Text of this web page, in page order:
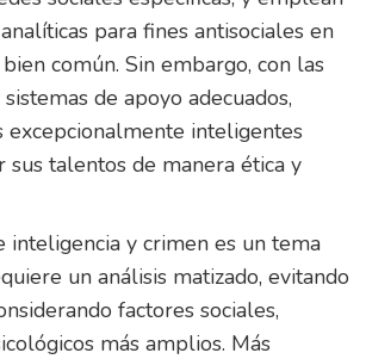
para fines antisociales en
común. Sin embargo, con las
de apoyo adecuados,
excepcionalmente inteligentes
sus talentos de manera ética y
inteligencia y crimen es un tema
un análisis matizado, evitando
factores sociales,
más amplios. Más